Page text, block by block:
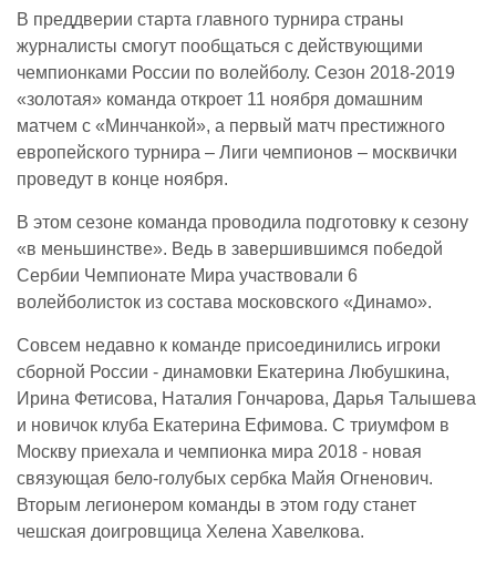
В преддверии старта главного турнира страны
журналисты смогут пообщаться с действующими
чемпионками России по волейболу. Сезон 2018-2019
«золотая» команда откроет 11 ноября домашним
матчем с «Минчанкой», а первый матч престижного
европейского турнира – Лиги чемпионов – москвички
проведут в конце ноября.
В этом сезоне команда проводила подготовку к сезону
«в меньшинстве». Ведь в завершившимся победой
Сербии Чемпионате Мира участвовали 6
волейболисток из состава московского «Динамо».
Совсем недавно к команде присоединились игроки
сборной России - динамовки Екатерина Любушкина,
Ирина Фетисова, Наталия Гончарова, Дарья Талышева
и новичок клуба Екатерина Ефимова. С триумфом в
Москву приехала и чемпионка мира 2018 - новая
связующая бело-голубых сербка Майя Огненович.
Вторым легионером команды в этом году станет
чешская доигровщица Хелена Хавелкова.